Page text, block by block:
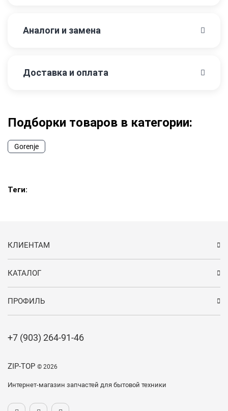
Аналоги и замена
Доставка и оплата
Подборки товаров в категории:
Gorenje
Теги:
ZIP-TOP © 2026
Интернет-магазин запчастей для бытовой техники
КЛИЕНТАМ
КАТАЛОГ
ПРОФИЛЬ
+7 (903) 264-91-46